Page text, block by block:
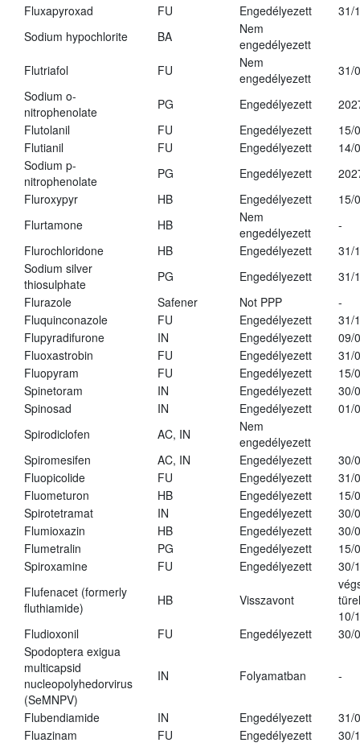
Fluxapyroxad
FU Engedélyezett
31/
Sodium hypochlorite
BA
Nem
engedélyezett
Flutriafol
FU
Nem
engedélyezett
31/
Sodium o-
nitrophenolate
PG Engedélyezett
Flutolanil
FU Engedélyezett
15/
Flutianil
FU Engedélyezett
14/
Sodium p-
nitrophenolate
PG Engedélyezett
Fluroxypyr
HB Engedélyezett
15/
Flurtamone
HB
Nem
engedélyezett
-
Flurochloridone
HB Engedélyezett
31/
Sodium silver
thiosulphate
PG Engedélyezett
31/
Flurazole
Safener Not PPP
-
Fluquinconazole
FU Engedélyezett
31/
Flupyradifurone
IN Engedélyezett
09/
Fluoxastrobin
FU Engedélyezett
31/
Fluopyram
FU Engedélyezett
15/
Spinetoram
IN Engedélyezett
30/
Spinosad
IN Engedélyezett
01/
Spirodiclofen
AC, IN
Nem
engedélyezett
Spiromesifen
AC, IN Engedélyezett
30/
Fluopicolide
FU Engedélyezett
31/
Fluometuron
HB Engedélyezett
15/
Spirotetramat
IN Engedélyezett
30/
Flumioxazin
HB Engedélyezett
30/
Flumetralin
PG Engedélyezett
15/
Spiroxamine
FU Engedélyezett
30/
Flufenacet (formerly
fluthiamide)
HB Visszavont
10/
Fludioxonil
FU Engedélyezett
30/
Spodoptera exigua
multicapsid
nucleopolyhedorvirus
(SeMNPV)
IN Folyamatban -
Flubendiamide IN Engedélyezett
31/
Fluazinam
FU Engedélyezett
30/